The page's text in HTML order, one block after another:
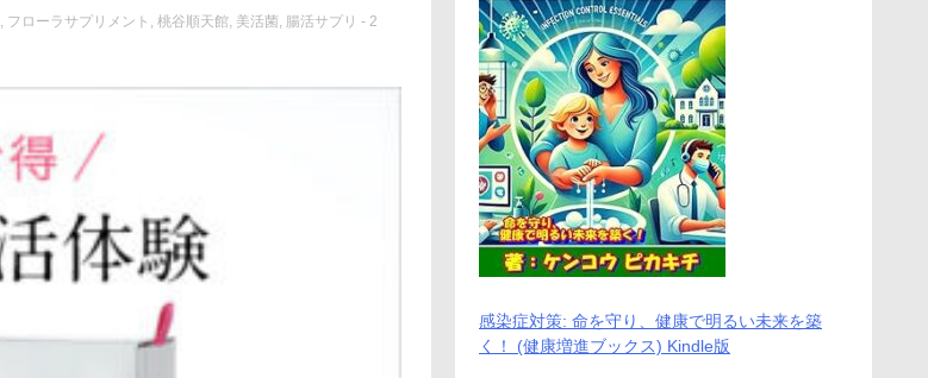
, フローラサプリメント , 桃谷順天館, 美活菌 , 腸活サプリ - 2
感染症対策: 命を守り、健康で明るい未来を築
く！ (健康増進ブックス) Kindle版